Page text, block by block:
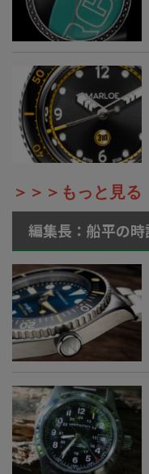
＞＞＞もっと見る
編集長：船平の